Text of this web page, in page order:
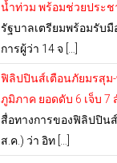
น้ำท่วม พร้อมช่วยประ
รัฐบาลเตรียมพร้อมรับ
การผู้ว่า 14 จ […]
ฟิลิปปินส์เตือนภัยมรสุม
ภูมิภาค ยอดดับ 6 เจ็บ 7
สื่อทางการของฟิลิปปิน
ส.ค.) ว่า อิท […]